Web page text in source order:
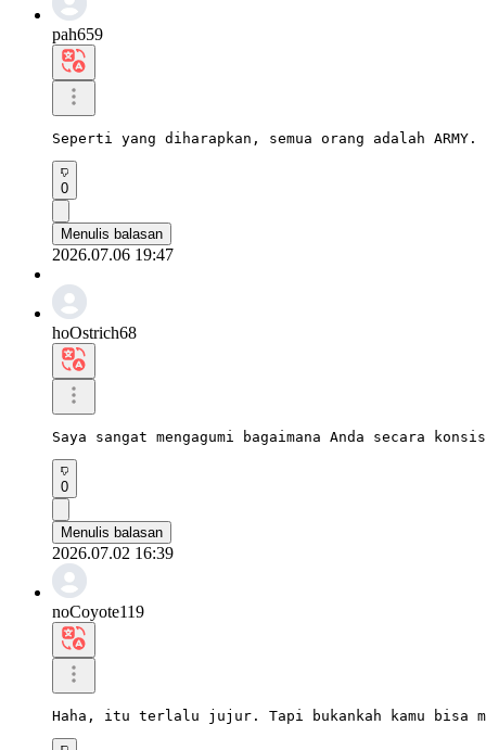
pah659
Seperti yang diharapkan, semua orang adalah
0
Menulis balasan
2026.07.06 19:47
hoOstrich68
Saya sangat mengagumi bagaimana Anda secara
0
Menulis balasan
2026.07.02 16:39
noCoyote119
Haha, itu terlalu jujur. Tapi bukankah kamu bisa